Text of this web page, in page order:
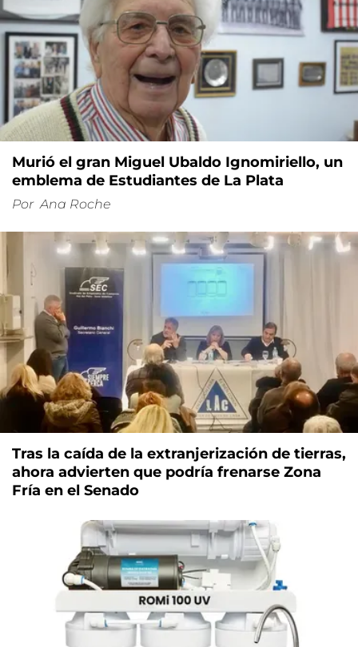
Murió el gran Miguel Ubaldo Ignomiriello, un
emblema de Estudiantes de La Plata
Por Ana Roche
Tras la caída de la extranjerización de tierras,
ahora advierten que podría frenarse Zona
Fría en el Senado